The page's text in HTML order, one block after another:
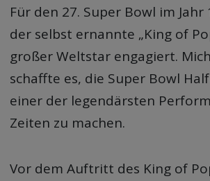
Für den 27. Super Bowl im Jahr
der selbst ernannte „King of
großer Weltstar engagiert.
schaffte es, die Super Bowl
einer der legendärsten
Zeiten zu machen.
Vor dem Auftritt des King of